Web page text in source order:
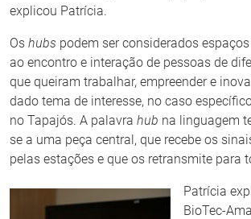
explicou Patrícia.
Os hubs podem ser considerados
ao encontro e interação de pessoas de
que queiram trabalhar, empreender e
dado tema de interesse, no caso
no Tapajós. A palavra hub na linguagem
se a uma peça central, que recebe os
pelas estações e que os retransmite para
Patrícia
BioTec-